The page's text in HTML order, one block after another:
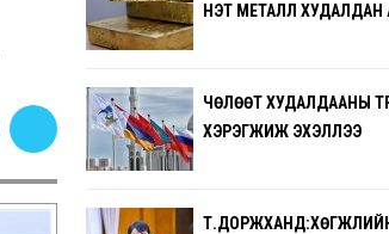
ҮНЭТ МЕТАЛЛ ХУДАЛДАН
ЧӨЛӨӨТ ХУДАЛДААНЫ
ХЭРЭГЖИЖ ЭХЭЛЛЭЭ